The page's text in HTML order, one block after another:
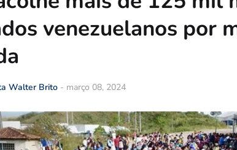
venezuelanos por
Walter Brito - março 08, 2024